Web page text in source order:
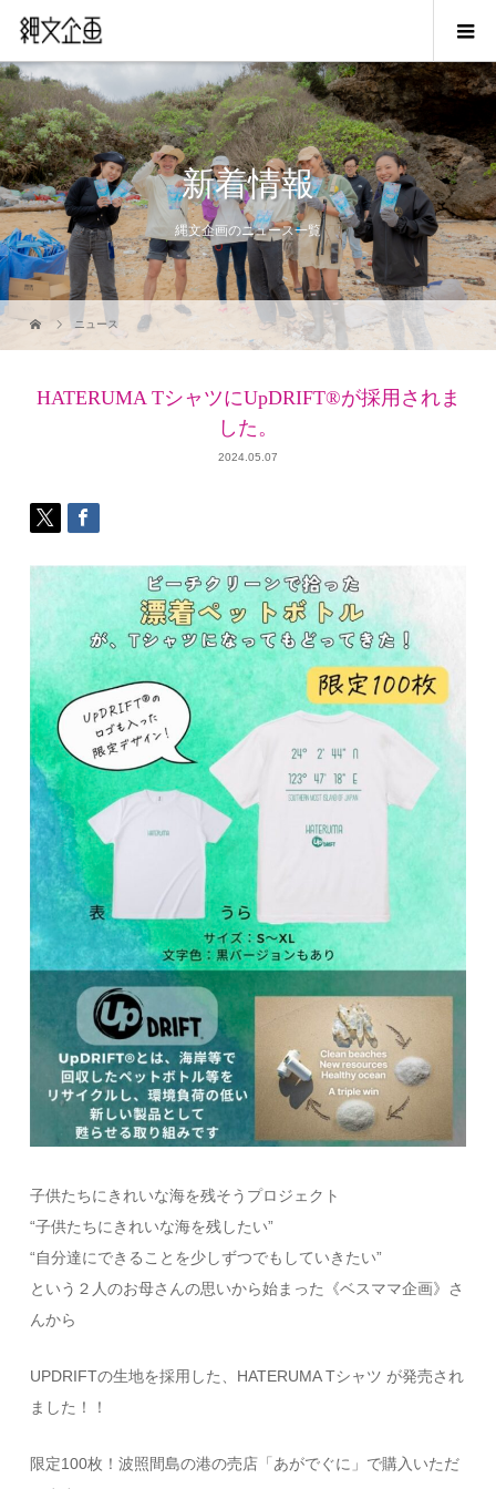
新着情報
縄文企画のニュース一覧
ニュース
HATERUMA TシャツにUpDRIFT®が採用されま
した。
2024.05.07
子供たちにきれいな海を残そうプロジェクト
“子供たちにきれいな海を残したい”
“自分達にできることを少しずつでもしていきたい”
という２人のお母さんの思いから始まった《ベスママ企画》さ
んから
UPDRIFTの生地を採用した、HATERUMA Tシャツ が発売され
ました！！
限定100枚！波照間島の港の売店「あがでぐに」で購入いただ